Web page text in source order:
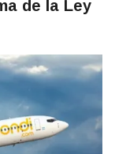
de la Ley